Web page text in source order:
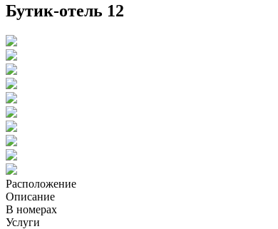
Бутик-отель 12
Расположение
Описание
В номерах
Услуги